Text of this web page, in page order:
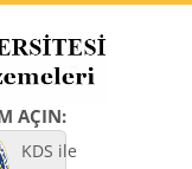
AÇIN:
KDS ile